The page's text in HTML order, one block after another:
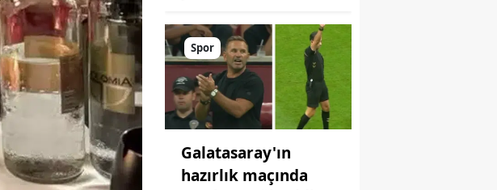
Spor
Galatasaray'ın
hazırlık maçında